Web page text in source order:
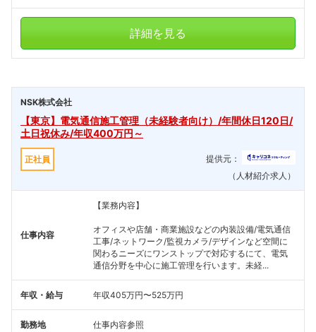
詳細を見る
NSK株式会社
【東京】電気通信施工管理（未経験者向け）/年間休日120日/
土日祝休み/年収400万円～
正社員
提供元：
（人材紹介求人）
仕事内容
【業務内容】
オフィスや店舗・商業施設などの内装設備/電気通信
工事/ネットワーク/監視カメラ/デザインなど空間に
関わるニーズにワンストップで対応するにて、電気
通信分野を中心に施工管理を行います。未経...
年収・給与 年収405万円〜525万円
勤務地 仕事内容参照